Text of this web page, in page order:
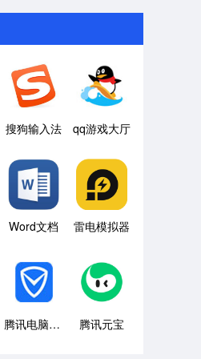
搜狗输入法 qq游戏大厅
Word文档 雷电模拟器
腾讯电脑管家 腾讯元宝